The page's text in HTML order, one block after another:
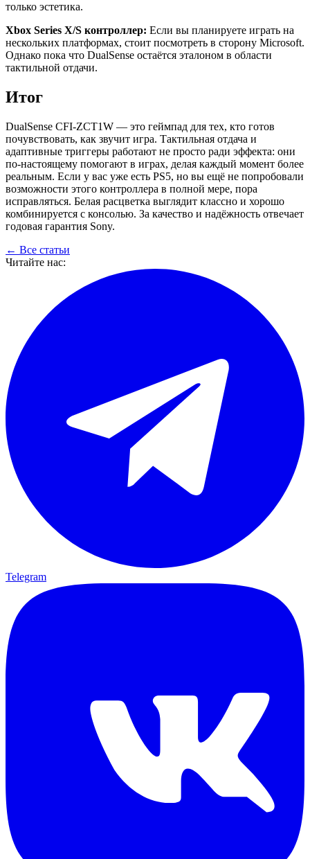
только эстетика.
Xbox Series X/S контроллер: Если вы планируете играть на
нескольких платформах, стоит посмотреть в сторону Microsoft.
Однако пока что DualSense остаётся эталоном в области
тактильной отдачи.
Итог
DualSense CFI-ZCT1W — это геймпад для тех, кто готов
почувствовать, как звучит игра. Тактильная отдача и
адаптивные триггеры работают не просто ради эффекта: они
по-настоящему помогают в играх, делая каждый момент более
реальным. Если у вас уже есть PS5, но вы ещё не попробовали
возможности этого контроллера в полной мере, пора
исправляться. Белая расцветка выглядит классно и хорошо
комбинируется с консолью. За качество и надёжность отвечает
годовая гарантия Sony.
← Все статьи
Читайте нас:
Telegram